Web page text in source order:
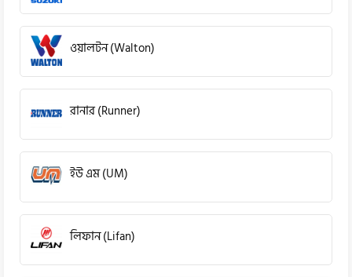
ওয়ালটন (Walton)
রানার (Runner)
ইউ এম (UM)
লিফান (Lifan)